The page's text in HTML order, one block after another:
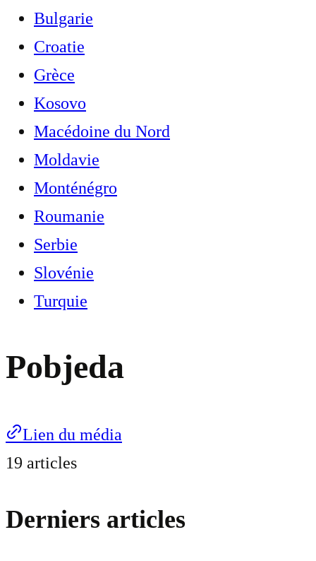
Bulgarie
Croatie
Grèce
Kosovo
Macédoine du Nord
Moldavie
Monténégro
Roumanie
Serbie
Slovénie
Turquie
Pobjeda
Lien du média
19 articles
Derniers articles